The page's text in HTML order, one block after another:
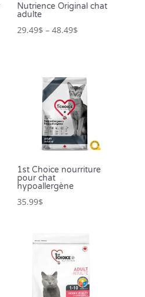
Nutrience Original chat
adulte
29.49$ – 48.49$
1st Choice nourriture
pour chat
hypoallergène
35.99$